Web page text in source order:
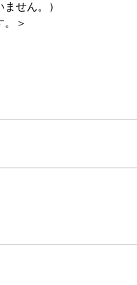
せん。）
＞